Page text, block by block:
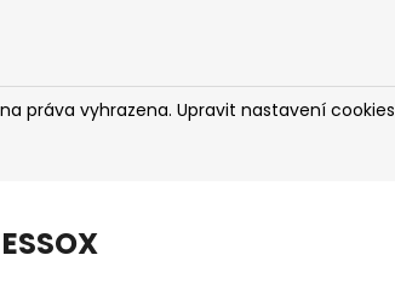
práva vyhrazena. Upravit nastavení cookies